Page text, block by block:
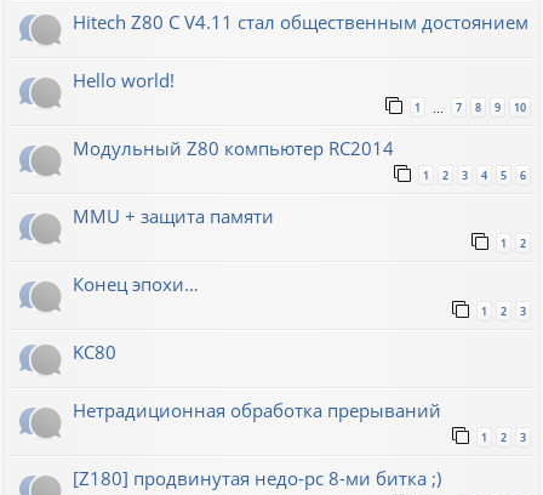
Hitech Z80 C V4.11 стал общественным достоянием
Hello world!
1 7 8 9 10
Модульный Z80 компьютер RC2014
1 2 3 4 5 6
MMU + защита памяти
1 2
Конец эпохи…
1 2 3
KC80
Нетрадиционная обработка прерываний
1 2 3
[Z180] продвинутая недо-pc 8-ми битка ;)